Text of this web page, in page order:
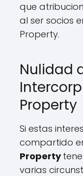
que
al ser socios
Property.
Nulidad
Property
Si estas
compartido
Property
varias